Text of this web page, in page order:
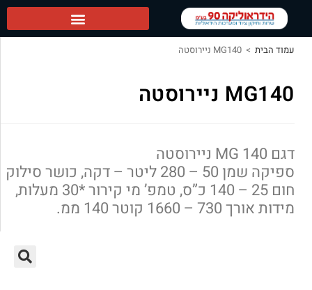
עמוד הבית > MG140 ניירוסטה
MG140 ניירוסטה
דגם MG 140 ניירוסטה
ספיקה שמן 50 – 280 ליטר – דקה, כושר סילוק
חום 25 – 140 כ”ס, טמפ’ מי קירור *30 מעלות,
מידות אורך 730 – 1660 קוטר 140 ממ.